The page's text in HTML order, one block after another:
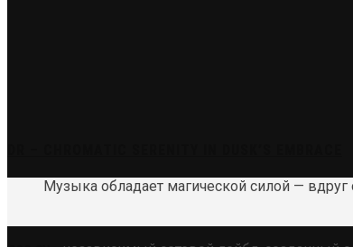
Музыка обладает магической силой —